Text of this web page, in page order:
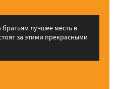
лучшее месть в
за этими прекрасными